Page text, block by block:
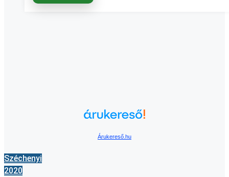
Árukereső.hu
Széchenyi
2020